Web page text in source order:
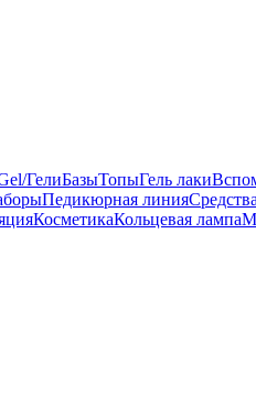
ГелиБазыТопыГель лаки
Педикюрная линия
КосметикаКольцевая лампа